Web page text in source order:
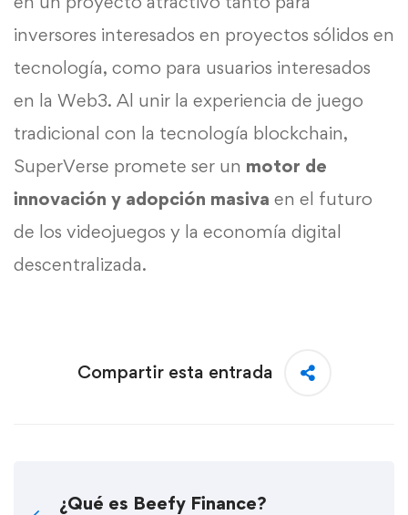
inversores interesados en proyectos sólidos en
tecnología, como para usuarios interesados
en la Web3. Al unir la experiencia de juego
tradicional con la tecnología blockchain,
SuperVerse promete ser un motor de
innovación y adopción masiva en el futuro
de los videojuegos y la economía digital
descentralizada.
Compartir esta entrada
¿Qué es Beefy Finance?